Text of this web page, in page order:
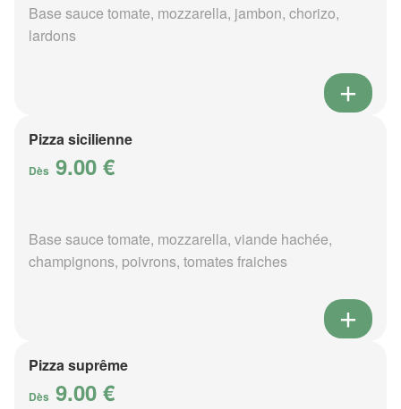
Base sauce tomate, mozzarella, jambon, chorizo,
lardons
Pizza sicilienne
Dès 9.00 €
Base sauce tomate, mozzarella, viande hachée,
champignons, poivrons, tomates fraiches
Pizza suprême
Dès 9.00 €